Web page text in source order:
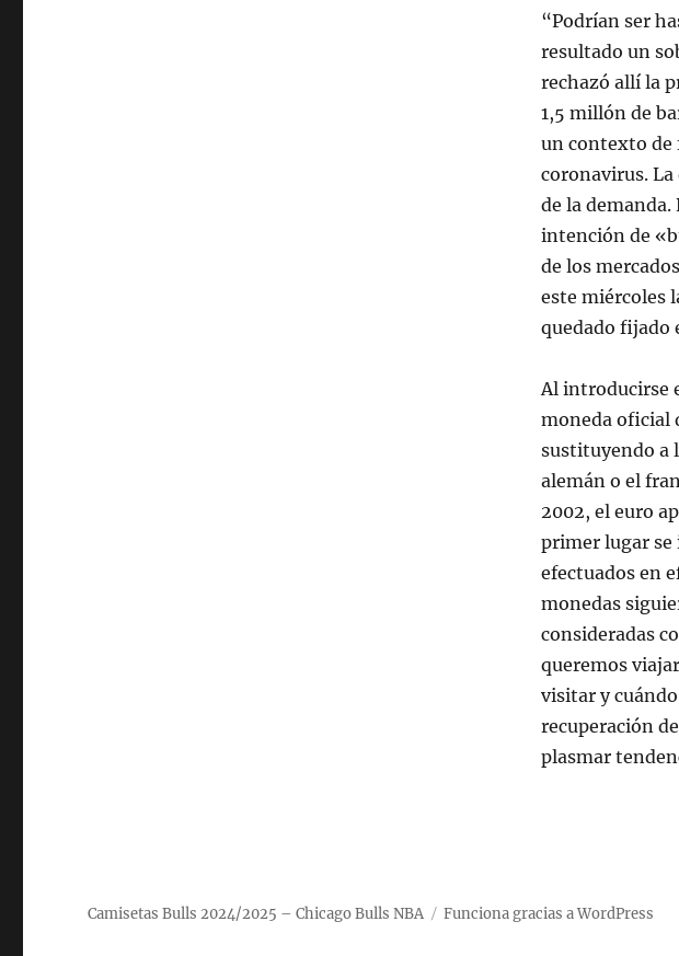
“Podrían ser
resultado un
rechazó allí la
1,5 millón de
un contexto de
coronavirus.
de la demanda.
intención de
de los
este miércoles
quedado fijado
Al introducirse
moneda oficial
sustituyendo a
alemán o el
2002, el euro
primer lugar
efectuados en
monedas
consideradas
queremos
visitar y
recuperación
plasmar
Camisetas Bulls 2024/2025 – Chicago Bulls NBA Funciona gracias a WordPress